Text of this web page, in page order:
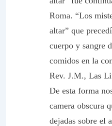
Roma. “Los
altar” que
cuerpo y sangre
comidos en la
Rev. J.M., Las
De esta forma
camera obscura
dejadas sobre el